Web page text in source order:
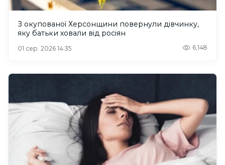
З окупованої Херсонщини повернули дівчинку,
яку батьки ховали від росіян
01 сер. 2026 14:35 6,148